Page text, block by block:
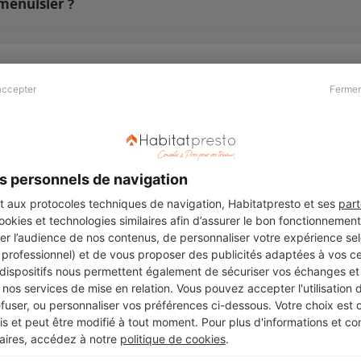
personnels de navigation
aux protocoles techniques de navigation, Habitatpresto et ses
et technologies similaires afin d’assurer le bon
l’audience de nos contenus, de personnaliser votre expérience
et de vous proposer des publicités adaptées à vos
nous permettent également de sécuriser vos échanges
services de mise en relation. Vous pouvez accepter l'utilisation
ou personnaliser vos préférences ci-dessous. Votre choix est
et peut être modifié à tout moment. Pour plus d'informations et
accédez à notre politique de cookies.
Revue de presse
Légal
Charte cookies
Suivez-nous